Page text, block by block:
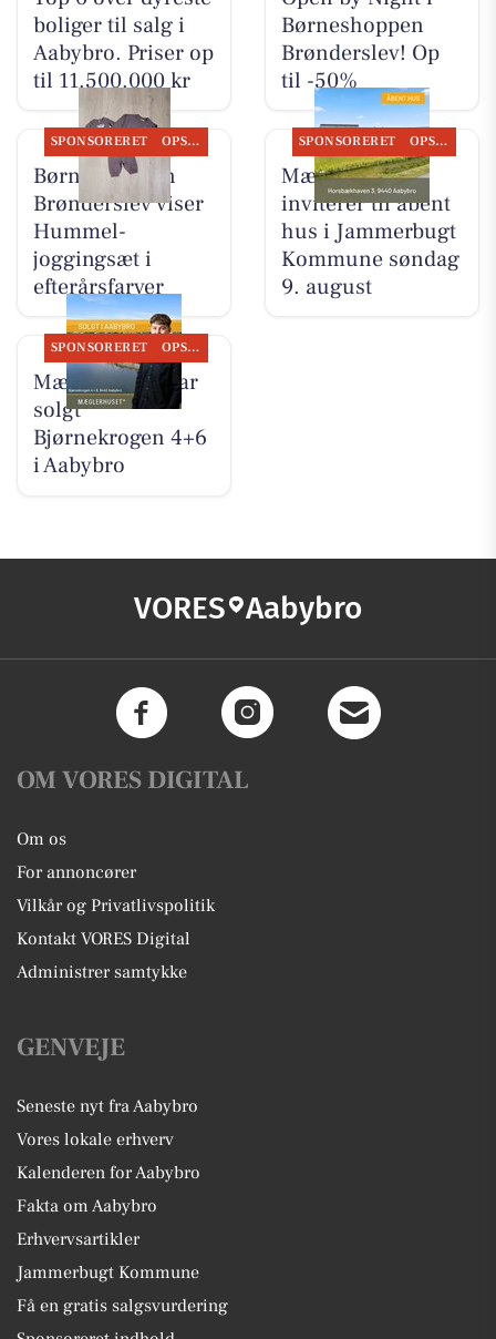
boliger til salg i
Aabybro. Priser op
til 11.500.000 kr
Børneshoppen
Brønderslev! Op
til -50%
SPONSORERET OPSLAGSTAVLEN
Børneshoppen
Brønderslev viser
Hummel-
joggingsæt i
efterårsfarver
SPONSORERET OPSLAGSTAVLEN
Mæglerhuset
inviterer til åbent
hus i Jammerbugt
Kommune søndag
9. august
SPONSORERET OPSLAGSTAVLEN
Mæglerhuset har
solgt
Bjørnekrogen 4+6
i Aabybro
VORES Aabybro
OM VORES DIGITAL
Om os
For annoncører
Vilkår og Privatlivspolitik
Kontakt VORES Digital
Administrer samtykke
GENVEJE
Seneste nyt fra Aabybro
Vores lokale erhverv
Kalenderen for Aabybro
Fakta om Aabybro
Erhvervsartikler
Jammerbugt Kommune
Få en gratis salgsvurdering